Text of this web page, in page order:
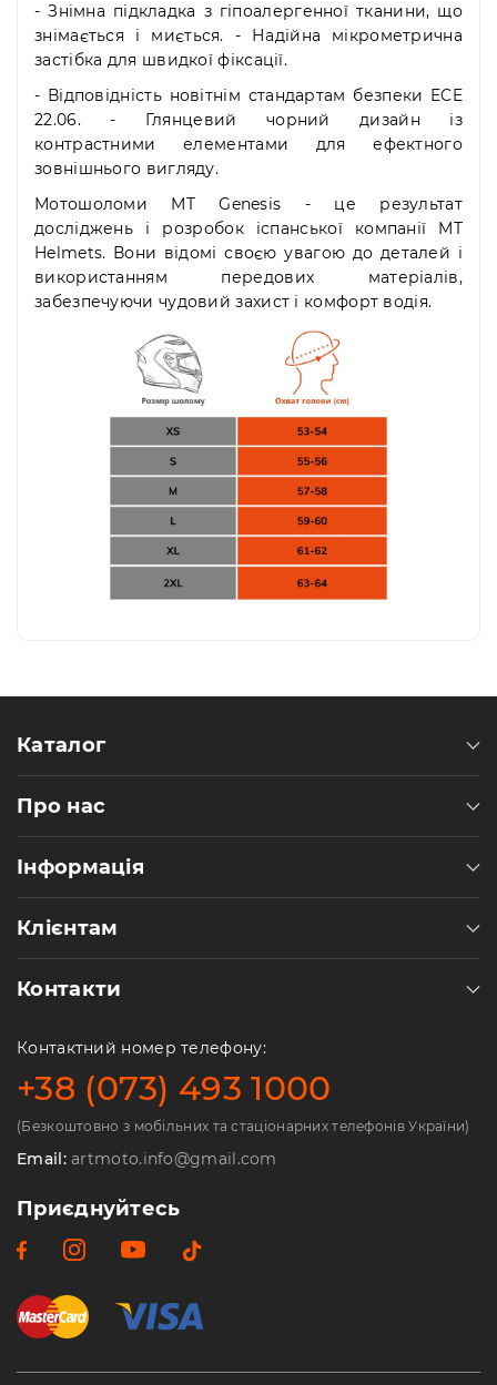
- Знімна підкладка з гіпоалергенної тканини, що
знімається і миється. - Надійна мікрометрична
застібка для швидкої фіксації.
- Відповідність новітнім стандартам безпеки ECE
22.06. - Глянцевий чорний дизайн із
контрастними елементами для ефектного
зовнішнього вигляду.
Мотошоломи MT Genesis - це результат
досліджень і розробок іспанської компанії MT
Helmets. Вони відомі своєю увагою до деталей і
використанням передових матеріалів,
забезпечуючи чудовий захист і комфорт водія.
Каталог
Про нас
Інформація
Клієнтам
Контакти
Контактний номер телефону:
+38 (073) 493 1000
(Безкоштовно з мобільних та стаціонарних телефонів України)
Email:artmoto.info@gmail.com
Приєднуйтесь